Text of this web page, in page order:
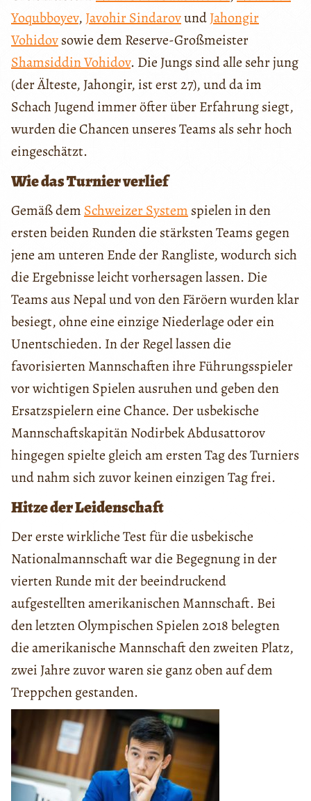
Yoqubboyev, Javohir SindarovundJahongir
Vohidovsowie dem Reserve-Großmeister
Shamsiddin Vohidov. Die Jungs sind alle sehr jung
(der Älteste, Jahongir, ist erst 27), und da im
Schach Jugend immer öfter über Erfahrung siegt,
wurden die Chancen unseres Teams als sehr hoch
eingeschätzt.
Wie das Turnier verlief
Gemäß dem Schweizer System spielen in den
ersten beiden Runden die stärksten Teams gegen
jene am unteren Ende der Rangliste, wodurch sich
die Ergebnisse leicht vorhersagen lassen. Die
Teams aus Nepal und von den Färöern wurden klar
besiegt, ohne eine einzige Niederlage oder ein
Unentschieden. In der Regel lassen die
favorisierten Mannschaften ihre Führungsspieler
vor wichtigen Spielen ausruhen und geben den
Ersatzspielern eine Chance. Der usbekische
Mannschaftskapitän Nodirbek Abdusattorov
hingegen spielte gleich am ersten Tag des Turniers
und nahm sich zuvor keinen einzigen Tag frei.
Hitze der Leidenschaft
Der erste wirkliche Test für die usbekische
Nationalmannschaft war die Begegnung in der
vierten Runde mit der beeindruckend
aufgestellten amerikanischen Mannschaft. Bei
den letzten Olympischen Spielen 2018 belegten
die amerikanische Mannschaft den zweiten Platz,
zwei Jahre zuvor waren sie ganz oben auf dem
Treppchen gestanden.